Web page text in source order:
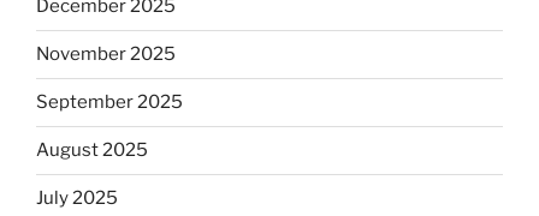
December 2025
November 2025
September 2025
August 2025
July 2025